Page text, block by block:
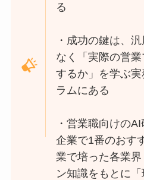
る
・成功の鍵は、
なく「実際の営
するか」を学ぶ
ラムにある
・営業職向けの
企業で1番のおす
業で培った各業
ン知識をもとに